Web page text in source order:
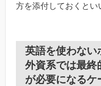
方を添付しておくとい
英語を使わない
外資系では最終
が必要になるケ